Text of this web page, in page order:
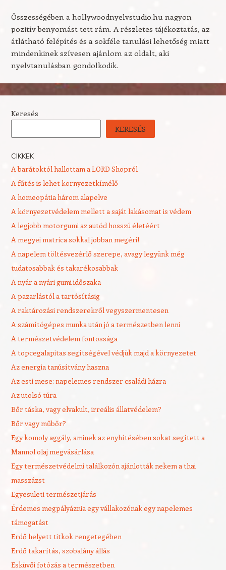
Összességében a hollywoodnyelvstudio.hu nagyon
pozitív benyomást tett rám. A részletes tájékoztatás, az
átlátható felépítés és a sokféle tanulási lehetőség miatt
mindenkinek szívesen ajánlom az oldalt, aki
nyelvtanulásban gondolkodik.
Keresés
KERESÉS
CIKKEK
A barátoktól hallottam a LORD Shopról
A fűtés is lehet környezetkímélő
A homeopátia három alapelve
A környezetvédelem mellett a saját lakásomat is védem
A legjobb motorgumi az autód hosszú életéért
A megyei matrica sokkal jobban megéri!
A napelem töltésvezérlő szerepe, avagy legyünk még
tudatosabbak és takarékosabbak
A nyár a nyári gumi időszaka
A pazarlástól a tartósításig
A raktározási rendszerekről vegyszermentesen
A számítógépes munka után jó a természetben lenni
A természetvédelem fontossága
A topcegalapitas segítségével védjük majd a környezetet
Az energia tanúsítvány haszna
Az esti mese: napelemes rendszer családi házra
Az utolsó túra
Bőr táska, vagy elvakult, irreális állatvédelem?
Bőr vagy műbőr?
Egy komoly aggály, aminek az enyhítésében sokat segített a
Mannol olaj megvásárlása
Egy természetvédelmi találkozón ajánlották nekem a thai
masszázst
Egyesületi természetjárás
Érdemes megpályáznia egy vállakozónak egy napelemes
támogatást
Erdő helyett titkok rengetegében
Erdő takarítás, szobalány állás
Esküvői fotózás a természetben